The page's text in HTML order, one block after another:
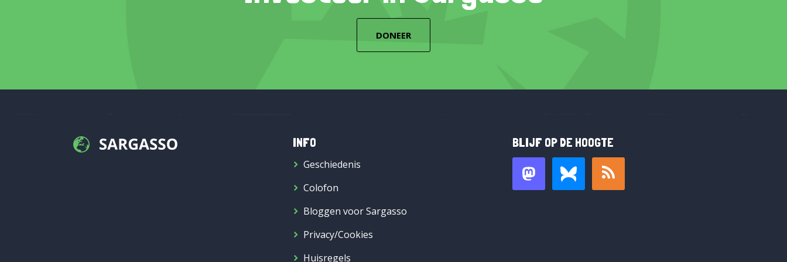
DONEER
INFO
Geschiedenis
Colofon
Bloggen voor Sargasso
Privacy/Cookies
Huisregels
BLIJF OP DE HOOGTE